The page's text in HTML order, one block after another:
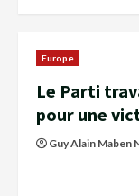
Europe
Le Parti
pour une
Guy Alain Maben